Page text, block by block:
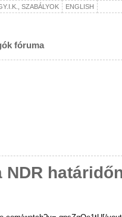
SZABÁLYOK ENGLISH
fóruma
NDR